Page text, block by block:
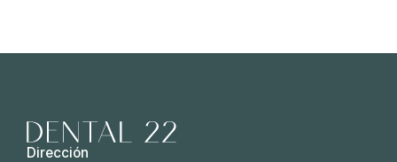
Dirección